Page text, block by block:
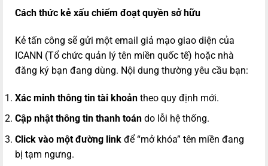
Cách thức kẻ xấu chiếm đoạt quyền sở hữu
Kẻ tấn công sẽ gửi một email giả mạo giao diện của
ICANN (Tổ chức quản lý tên miền quốc tế) hoặc nhà
đăng ký bạn đang dùng. Nội dung thường yêu cầu bạn:
Xác minh thông tin tài khoản theo quy định mới.
Cập nhật thông tin thanh toán do lỗi hệ thống.
Click vào một đường link để “mở khóa” tên miền đang
bị tạm ngưng.